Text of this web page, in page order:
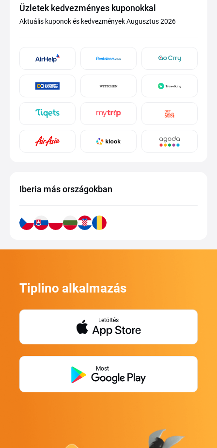
Üzletek kedvezményes kuponokkal
Aktuális kuponok és kedvezmények Augusztus 2026
Iberia más országokban
Tiplino alkalmazás
Letöltés
Most